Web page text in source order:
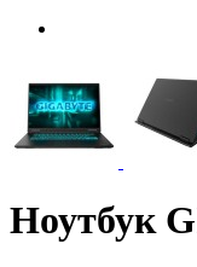
Ноутбук